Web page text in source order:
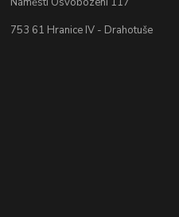
753 61 Hranice IV - Drahotuše